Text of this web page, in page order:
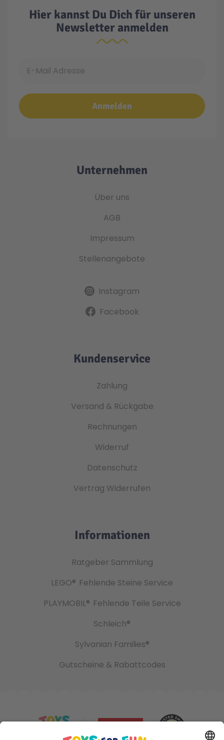
Hier kannst Du Dich für unseren
Newsletter anmelden
Anmelden
Unternehmen
Über uns
AGB
Impressum
Stellenangebote
Instagram
Facebook
Kundenservice
Zahlung
Versand & Rückgabe
Rechnungen
Widerruf
Datenschutz
Vertrag Widerrufen
Informationen
Ratgeber Sammlung
LEGO® Fehlende Steine Service
PLAYMOBIL® Fehlende Teile Service
Schleich®
Sylvanian Families®
Gutscheine & Rabattcodes